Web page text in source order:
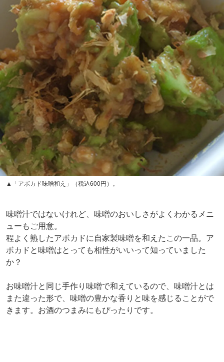
▲「アボカド味噌和え」（税込600円）。
味噌汁ではないけれど、味噌のおいしさがよくわかるメニ
ューもご用意。
程よく熟したアボカドに自家製味噌を和えたこの一品。ア
ボカドと味噌はとっても相性がいいって知っていました
か？
お味噌汁と同じ手作り味噌で和えているので、味噌汁とは
また違った形で、味噌の豊かな香りと味を感じることがで
きます。お酒のつまみにもぴったりです。